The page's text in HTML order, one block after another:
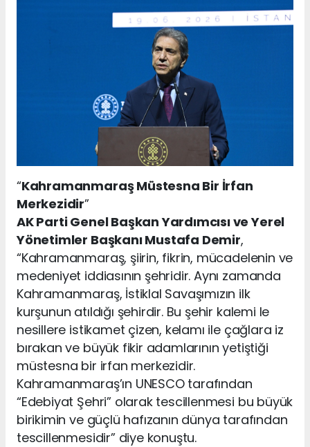
“Kahramanmaraş Müstesna Bir İrfan
Merkezidir”
AK Parti Genel Başkan Yardımcısı ve Yerel
Yönetimler Başkanı Mustafa Demir,
“Kahramanmaraş, şiirin, fikrin, mücadelenin ve
medeniyet iddiasının şehridir. Aynı zamanda
Kahramanmaraş, İstiklal Savaşımızın ilk
kurşunun atıldığı şehirdir. Bu şehir kalemi le
nesillere istikamet çizen, kelamı ile çağlara iz
bırakan ve büyük fikir adamlarının yetiştiği
müstesna bir irfan merkezidir.
Kahramanmaraş’ın UNESCO tarafından
“Edebiyat Şehri” olarak tescillenmesi bu büyük
birikimin ve güçlü hafızanın dünya tarafından
tescillenmesidir” diye konuştu.